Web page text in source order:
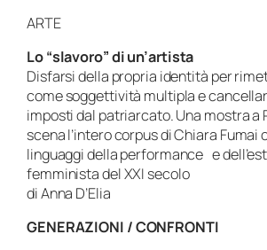
ARTE
Lo “slavoro” di un’artista
Disfarsi della propria identità per
come soggettività multipla e
imposti dal patriarcato. Una mostra a
scena l’intero corpus di Chiara Fumai
linguaggi della performance e
femminista del XXI secolo
di Anna D’Elia
GENERAZIONI / CONFRONTI